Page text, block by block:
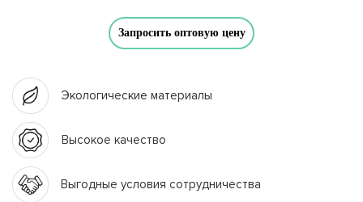
Запросить оптовую цену
Экологические материалы
Высокое качество
Выгодные условия сотрудничества